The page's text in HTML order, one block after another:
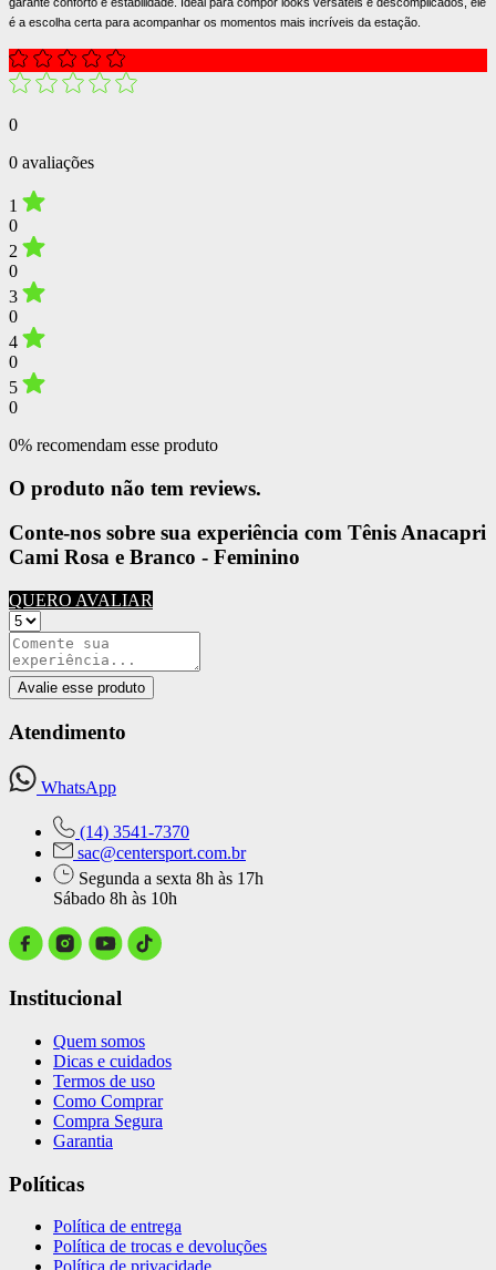
é a escolha certa para acompanhar os momentos mais incríveis da estação.
0
0 avaliações
1
0
2
0
3
0
4
0
5
0
0% recomendam esse produto
O produto não tem reviews.
Conte-nos sobre sua experiência com Tênis Anacapri
Cami Rosa e Branco - Feminino
QUERO AVALIAR
Avalie esse produto
Atendimento
WhatsApp
(14) 3541-7370
sac@centersport.com.br
Segunda a sexta 8h às 17h
Sábado 8h às 10h
Institucional
Quem somos
Dicas e cuidados
Termos de uso
Como Comprar
Compra Segura
Garantia
Políticas
Política de entrega
Política de trocas e devoluções